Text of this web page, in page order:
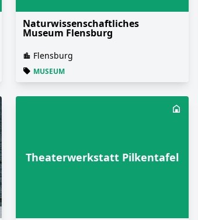
Naturwissenschaftliches
Museum Flensburg
Flensburg
MUSEUM
Theaterwerkstatt Pilkentafel